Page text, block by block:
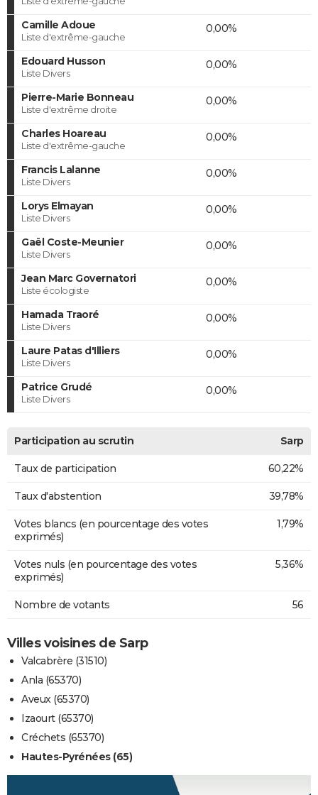
Camille Adoue
Liste d'extrême-gauche
0,00%
Edouard Husson
Liste Divers
0,00%
Pierre-Marie Bonneau
Liste d'extrême droite
0,00%
Charles Hoareau
Liste d'extrême-gauche
0,00%
Francis Lalanne
Liste Divers
0,00%
Lorys Elmayan
Liste Divers
0,00%
Gaël Coste-Meunier
Liste Divers
0,00%
Jean Marc Governatori
Liste écologiste
0,00%
Hamada Traoré
Liste Divers
0,00%
Laure Patas d'Illiers
Liste Divers
0,00%
Patrice Grudé
Liste Divers
0,00%
Participation au scrutin Sarp
Taux de participation 60,22%
Taux d'abstention 39,78%
Votes blancs (en pourcentage des votes
exprimés)
1,79%
Votes nuls (en pourcentage des votes
exprimés)
5,36%
Nombre de votants 56
Villes voisines de Sarp
Valcabrère (31510)
Anla (65370)
Aveux (65370)
Izaourt (65370)
Créchets (65370)
Hautes-Pyrénées (65)